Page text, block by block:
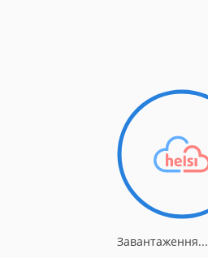
Завантаження...